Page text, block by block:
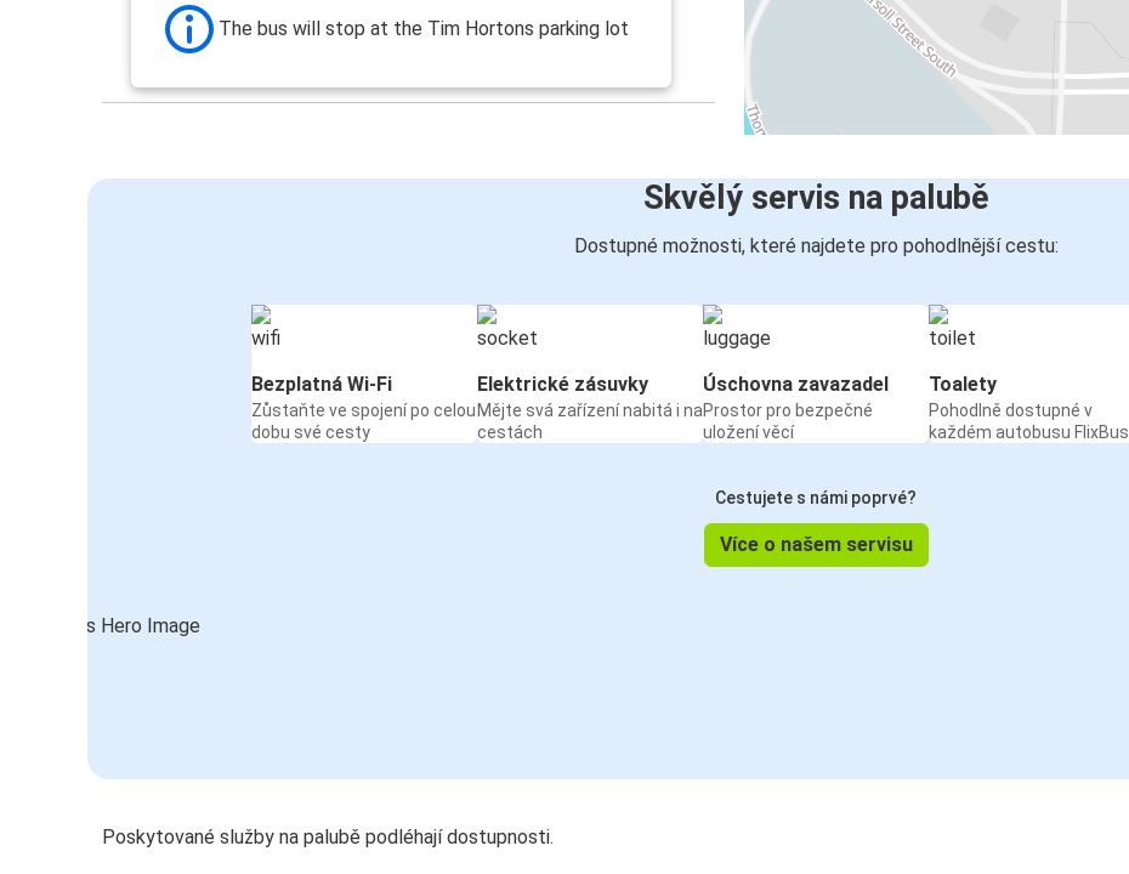
The bus will stop at the Tim Hortons parking lot
Skvělý servis na palubě
Dostupné možnosti, které najdete pro pohodlnější cestu:
Bezplatná Wi-Fi
Zůstaňte ve spojení po celou
dobu své cesty
Elektrické zásuvky
Mějte svá zařízení nabitá i na
cestách
Úschovna zavazadel
Prostor pro bezpečné
uložení věcí
Toalety
Pohodlně dostupné v
každém autobusu FlixBus
Cestujete s námi poprvé?
Více o našem servisu
Poskytované služby na palubě podléhají dostupnosti.